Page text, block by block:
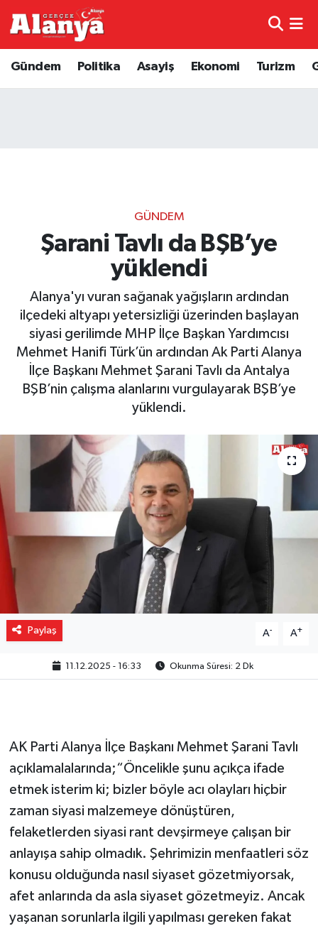
Gündem Politika Asayiş Ekonomi Turizm
GÜNDEM
Şarani Tavlı da BŞB’ye
yüklendi
Alanya'yı vuran sağanak yağışların ardından
ilçedeki altyapı yetersizliği üzerinden başlayan
siyasi gerilimde MHP İlçe Başkan Yardımcısı
Mehmet Hanifi Türk’ün ardından Ak Parti Alanya
İlçe Başkanı Mehmet Şarani Tavlı da Antalya
BŞB’nin çalışma alanlarını vurgulayarak BŞB’ye
yüklendi.
Paylaş A- A+
11.12.2025 - 16:33 Okunma Süresi: 2 Dk
AK Parti Alanya İlçe Başkanı Mehmet Şarani Tavlı
açıklamalalarında;“Öncelikle şunu açıkça ifade
etmek isterim ki; bizler böyle acı olayları hiçbir
zaman siyasi malzemeye dönüştüren,
felaketlerden siyasi rant devşirmeye çalışan bir
anlayışa sahip olmadık. Şehrimizin menfaatleri söz
konusu olduğunda nasıl siyaset gözetmiyorsak,
afet anlarında da asla siyaset gözetmeyiz. Ancak
yaşanan sorunlarla ilgili yapılması gereken fakat
Genel
Diğer
Ekonomi
Gizlilik İlkeleri - Privacy Policy
Güncel
Politika
Trafik Durumu
Haber Arşivi